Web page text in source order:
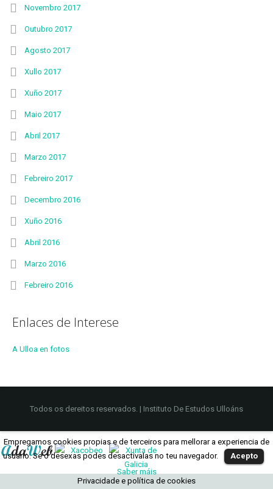
Novembro 2017
Outubro 2017
Agosto 2017
Xullo 2017
Xuño 2017
Maio 2017
Abril 2017
Marzo 2017
Febreiro 2017
Decembro 2016
Xuño 2016
Abril 2016
Marzo 2016
Febreiro 2016
Enlaces de Interese
A Ulloa en fotos
Todos os dereitos reservados. | Instituto De Estudos Ulloáns
Empregamos cookies propias e de terceiros para mellorar a experiencia de
usuario. Se o desexas podes desactivalas no teu navegador.
Acepto
Saber máis
Privacidade e política de cookies